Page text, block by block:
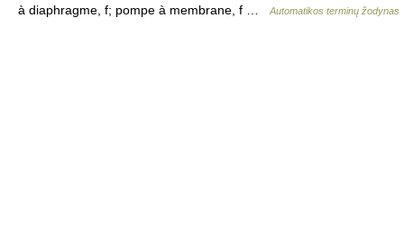
à diaphragme, f; pompe à membrane, f …
Automatikos terminų žodynas